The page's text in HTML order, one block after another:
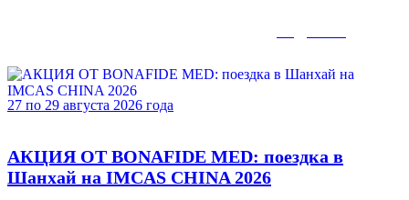
27 по 29 августа 2026 года
АКЦИЯ ОТ BONAFIDE MED: поездка в
Шанхай на IMCAS CHINA 2026